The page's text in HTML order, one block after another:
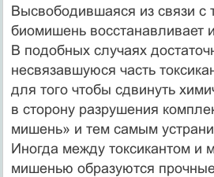
Высвободившаяся из связи с
биомишень восстанавливает
В подобных случаях
несвязавшуюся часть
для того чтобы сдвинуть
в сторону разрушения
мишень» и тем самым
Иногда между токсикантом и
мишенью образуются